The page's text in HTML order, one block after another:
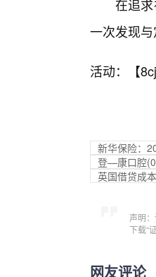
在追
一次发现与
活动：【
新华保险：
登—康口腔
英国借贷成
声明
下载“
网友评论